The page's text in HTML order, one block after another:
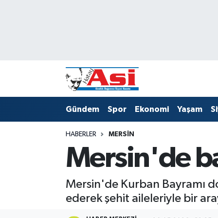
Gündem Spor Ekonomi Yaşam
HABERLER MERSIN
Mersin'de
Mersin'de Kurban Bayramı
ederek şehit aileleriyle bir
Süper Lig Puan Durumu ve Fikstür
Tüm Manşetler
Son Dakika Haberleri
Haber Arşivi